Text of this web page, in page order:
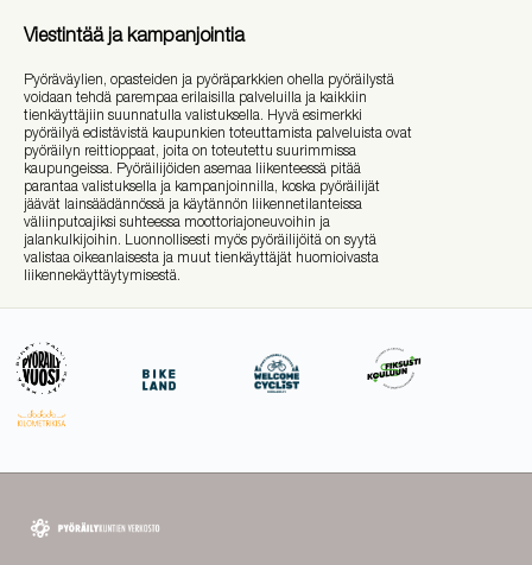
Viestintää ja kampanjointia
Pyöräväylien, opasteiden ja pyöräparkkien ohella pyöräilystä
voidaan tehdä parempaa erilaisilla palveluilla ja kaikkiin
tienkäyttäjiin suunnatulla valistuksella. Hyvä esimerkki
pyöräilyä edistävistä kaupunkien toteuttamista palveluista ovat
pyöräilyn reittioppaat, joita on toteutettu suurimmissa
kaupungeissa. Pyöräilijöiden asemaa liikenteessä pitää
parantaa valistuksella ja kampanjoinnilla, koska pyöräilijät
jäävät lainsäädännössä ja käytännön liikennetilanteissa
väliinputoajiksi suhteessa moottoriajoneuvoihin ja
jalankulkijoihin. Luonnollisesti myös pyöräilijöitä on syytä
valistaa oikeanlaisesta ja muut tienkäyttäjät huomioivasta
liikennekäyttäytymisestä.